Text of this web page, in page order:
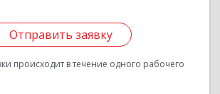
Отправить заявку
происходит в течение одного рабочего